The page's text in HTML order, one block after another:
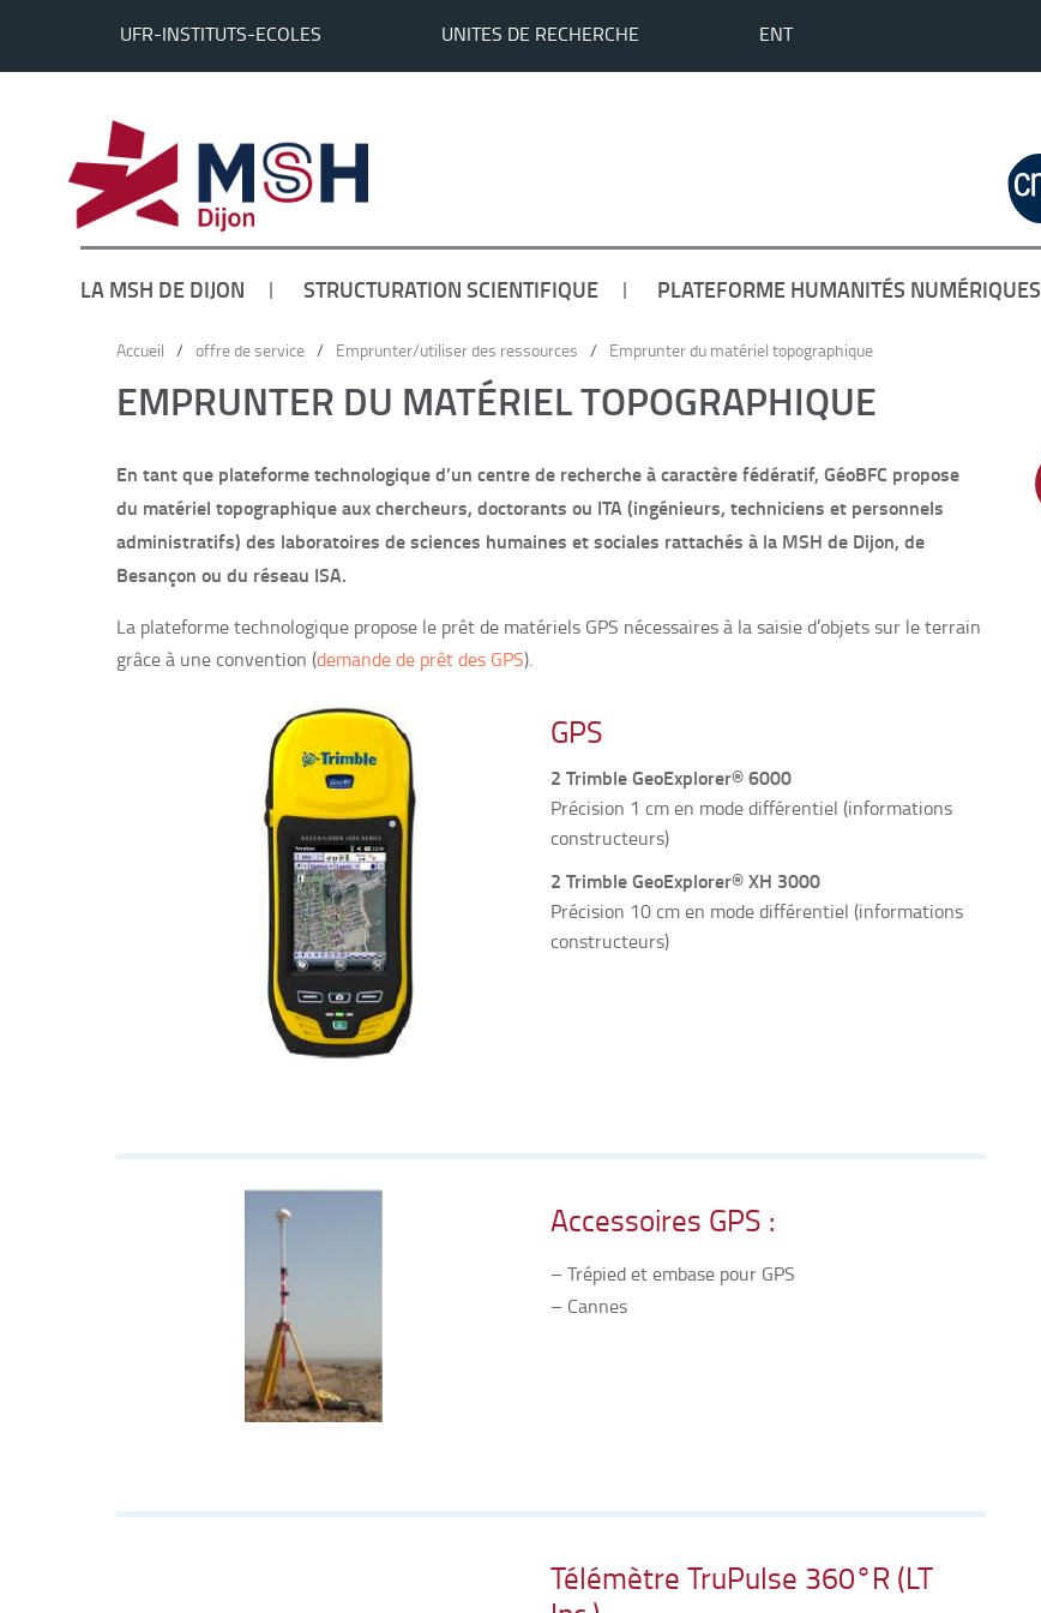
UFR-INSTITUTS-ECOLES UNITES DE RECHERCHE ENT
LA MSH DE DIJON STRUCTURATION SCIENTIFIQUE PLATEFORME HUMANITÉS NUMÉRIQUES
Accueil / offre de service / Emprunter/utiliser des ressources / Emprunter du matériel topographique
EMPRUNTER DU MATÉRIEL TOPOGRAPHIQUE
En tant que plateforme technologique d’un centre de recherche à caractère fédératif, GéoBFC propose
du matériel topographique aux chercheurs, doctorants ou ITA (ingénieurs, techniciens et personnels
administratifs) des laboratoires de sciences humaines et sociales rattachés à la MSH de Dijon, de
Besançon ou du réseau ISA.
La plateforme technologique propose le prêt de matériels GPS nécessaires à la saisie d’objets sur le terrain
grâce à une convention (demande de prêt des GPS).
GPS
2 Trimble GeoExplorer® 6000
Précision 1 cm en mode différentiel (informations
constructeurs)
2 Trimble GeoExplorer® XH 3000
Précision 10 cm en mode différentiel (informations
constructeurs)
Accessoires GPS :
– Trépied et embase pour GPS
– Cannes
Télémètre TruPulse 360°R (LT